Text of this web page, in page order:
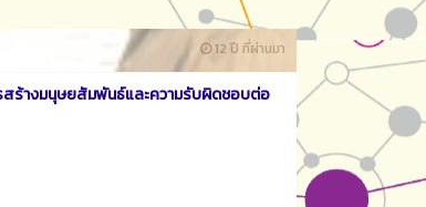
12 ปี ที่ผ่านมา
สร้างมนุษยสัมพันธ์และความรับผิดชอบต่อ